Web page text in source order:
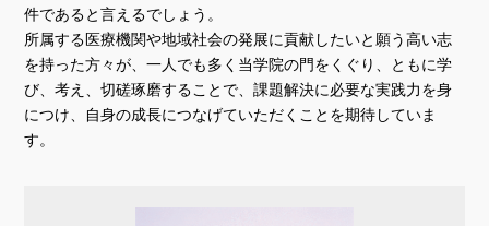
件であると言えるでしょう。
所属する医療機関や地域社会の発展に貢献したいと願う高い志
を持った方々が、一人でも多く当学院の門をくぐり、ともに学
び、考え、切磋琢磨することで、課題解決に必要な実践力を身
につけ、自身の成長につなげていただくことを期待していま
す。